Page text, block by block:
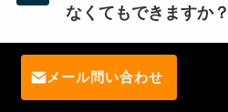
なくてもできますか？
まったく問題ありま
受講者の9割が初め
メール問い合わせ